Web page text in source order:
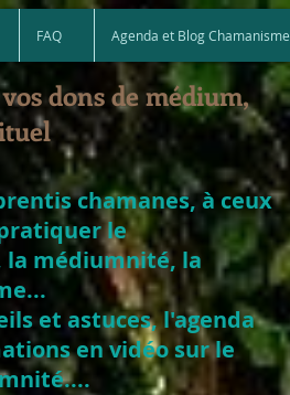
dons de médium,
chamanes, à ceux
le
la médiumnité, la
et astuces, l'agenda
en vidéo sur le
FAQ Agenda et Blog Chamanisme